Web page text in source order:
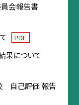
会報告書
PDF
果について
自己評価 報告